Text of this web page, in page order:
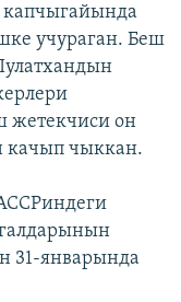
капчыгайында
учураган. Беш
жетекчиси он
качып чыккан.
31-январында